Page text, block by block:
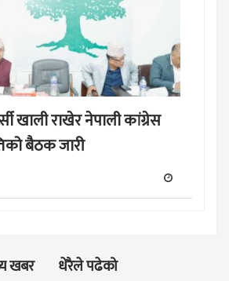
खाली राखेर नेपाली कांग्रेस
बैठक जारी
खबर धेरैले पढेको